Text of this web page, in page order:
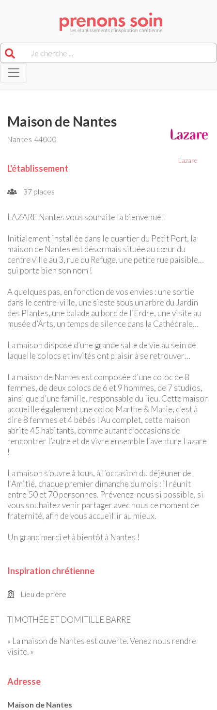
Lazare
Maison de Nantes
Nantes 44000
L'établissement
37 places
LAZARE Nantes vous souhaite la bienvenue !
Initialement installée dans le quartier du Petit Port, la
maison de Nantes est désormais située au cœur du
centre ville au 3, rue du Refuge, une petite rue paisible…
qui porte bien son nom !
A quelques pas, en fonction de vos envies : une sortie
dans le centre-ville, une sieste sous un arbre du Jardin
des Plantes, une balade au bord de l’Erdre, une visite au
musée d’Arts, un temps de silence dans la Cathédrale…
La maison dispose d’une grande salle de vie au sein de
laquelle colocs et invités ont plaisir à se retrouver…
La maison de Nantes est composée d’une coloc de 8
femmes, de deux colocs de 6 et 9 hommes, de 7 studios,
ainsi que d’une famille, responsable du lieu. Cette maison
accueille également une coloc Marthe & Marie, c’est à
dire 8 femmes et 4 bébés ! Au complet, cette maison
abrite 45 habitants, comme autant d’occasions de
rencontrer l’autre et de vivre ensemble l’aventure Lazare
!
La maison s’ouvre à tous, à l’occasion du déjeuner de
l’Amitié, chaque premier dimanche du mois : il réunit
entre 50 et 70 personnes. Prévenez-nous si possible, si
vous souhaitez venir partager avec nous ce moment de
fraternité, afin de vous accueillir au mieux.
Un grand merci et à bientôt à Nantes !
Inspiration chrétienne
Lieu de prière
TIMOTHÉE ET DOMITILLE BARRE
« La maison de Nantes est ouverte. Venez nous rendre
visite. »
Adresse
Maison de Nantes